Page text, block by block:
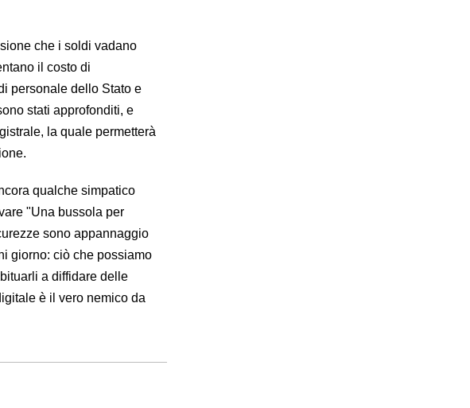
che i soldi vadano
il costo di
personale dello Stato e
stati approfonditi, e
la quale permetterà
qualche simpatico
"Una bussola per
sono appannaggio
giorno: ciò che possiamo
a diffidare delle
è il vero nemico da